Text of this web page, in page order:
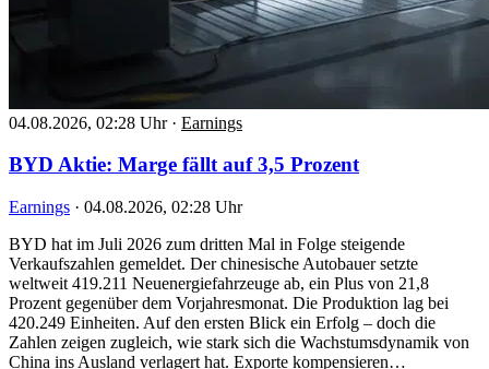
04.08.2026, 02:28 Uhr · Earnings
BYD Aktie: Marge fällt auf 3,5 Prozent
Earnings · 04.08.2026, 02:28 Uhr
BYD hat im Juli 2026 zum dritten Mal in Folge steigende
Verkaufszahlen gemeldet. Der chinesische Autobauer setzte
weltweit 419.211 Neuenergiefahrzeuge ab, ein Plus von 21,8
Prozent gegenüber dem Vorjahresmonat. Die Produktion lag bei
420.249 Einheiten. Auf den ersten Blick ein Erfolg – doch die
Zahlen zeigen zugleich, wie stark sich die Wachstumsdynamik von
China ins Ausland verlagert hat. Exporte kompensieren…